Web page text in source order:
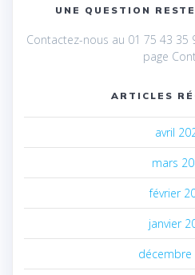
UNE QUESTION
Contactez-nous au 01 75 43 35
page
ARTICLES
avril
mars
février
janvier
décembre